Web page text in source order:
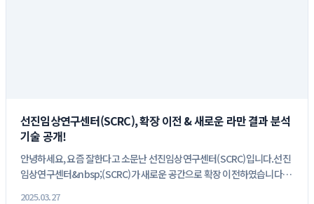
선진임상연구센터(SCRC), 확장 이전 & 새로운 라만 결과 분석
기술 공개!
안녕하세요, 요즘 잘한다고 소문난 선진임상연구센터(SCRC)입니다.선진
임상연구센터&nbsp;(SCRC)가 새로운 공간으로 확장 이전하였습니다.
2025.03.27